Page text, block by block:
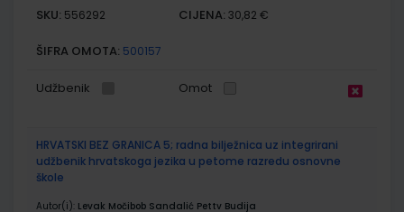
SKU: 556292 CIJENA: 30,82 €
ŠIFRA OMOTA: 500157
Udžbenik Omot
HRVATSKI BEZ GRANICA 5; radna bilježnica uz integrirani
udžbenik hrvatskoga jezika u petome razredu osnovne
škole
Autor(i): Levak Močibob Sandalić Pettv Budija